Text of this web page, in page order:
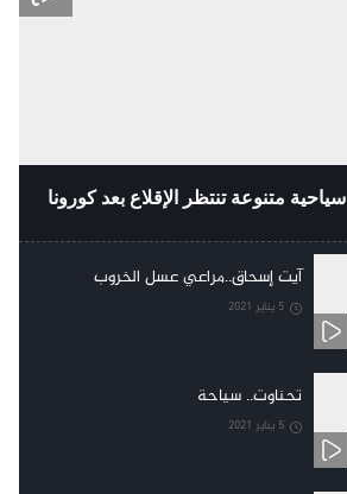
متنوعة تنتظر الإقلاع بعد كورونا
آيت إسحاق..مراعي عسل الخروب
5 يناير 2021
تحناوت.. سياحة
5 يناير 2021